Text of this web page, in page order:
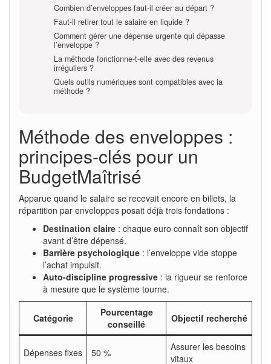
Combien d’enveloppes faut-il créer au départ ?
Faut-il retirer tout le salaire en liquide ?
Comment gérer une dépense urgente qui dépasse
l’enveloppe ?
La méthode fonctionne-t-elle avec des revenus
irréguliers ?
Quels outils numériques sont compatibles avec la
méthode ?
Méthode des enveloppes :
principes-clés pour un
BudgetMaîtrisé
Apparue quand le salaire se recevait encore en billets, la
répartition par enveloppes posait déjà trois fondations :
Destination claire : chaque euro connaît son objectif
avant d’être dépensé.
Barrière psychologique : l’enveloppe vide stoppe
l’achat impulsif.
Auto-discipline progressive : la rigueur se renforce
à mesure que le système tourne.
Catégorie
Pourcentage
conseillé
Objectif recherché
Dépenses fixes 50 %
Assurer les besoins
vitaux